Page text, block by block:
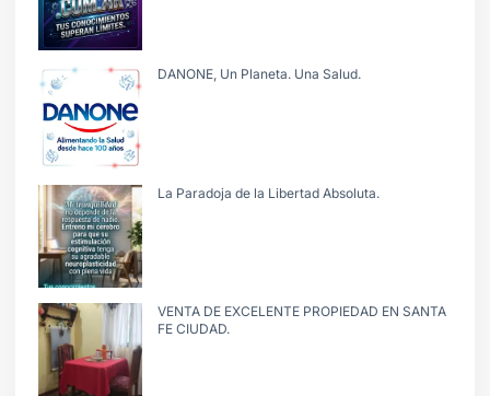
DANONE, Un Planeta. Una Salud.
La Paradoja de la Libertad Absoluta.
VENTA DE EXCELENTE PROPIEDAD EN SANTA
FE CIUDAD.